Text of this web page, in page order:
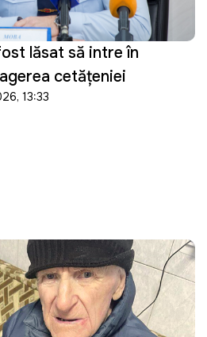
lăsat să intre în
cetățeniei
13:33